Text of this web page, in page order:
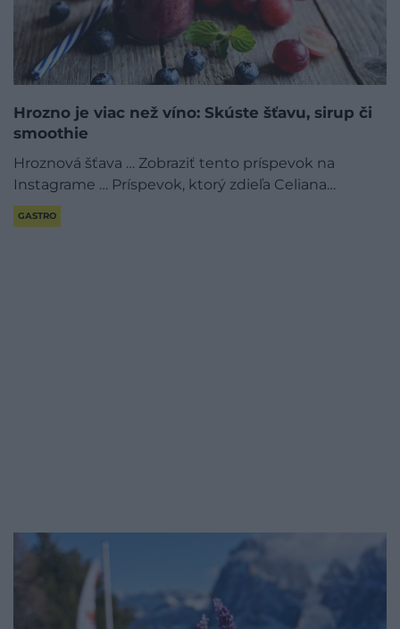
Hrozno je viac než víno: Skúste šťavu, sirup či
smoothie
Hroznová šťava … Zobraziť tento príspevok na
Instagrame … Príspevok, ktorý zdieľa Celiana…
GASTRO